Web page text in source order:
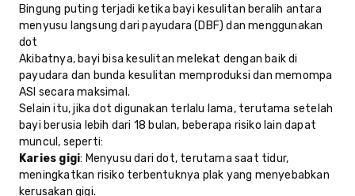
Bingung puting terjadi ketika bayi kesulitan beralih antara
menyusu langsung dari payudara (DBF) dan menggunakan
dot
Akibatnya, bayi bisa kesulitan melekat dengan baik di
payudara dan bunda kesulitan memproduksi dan memompa
ASI secara maksimal.
Selain itu, jika dot digunakan terlalu lama, terutama setelah
bayi berusia lebih dari 18 bulan, beberapa risiko lain dapat
muncul, seperti:
Karies gigi: Menyusu dari dot, terutama saat tidur,
meningkatkan risiko terbentuknya plak yang menyebabkan
kerusakan gigi.